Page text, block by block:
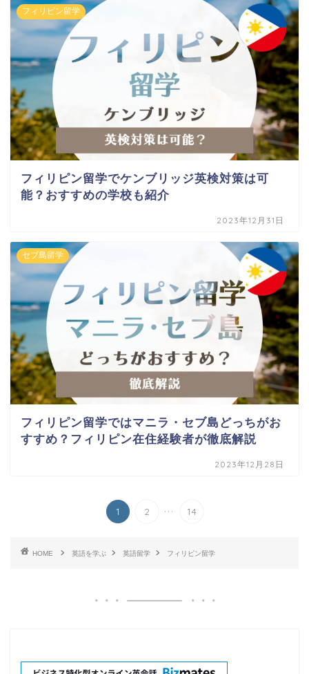
フィリピン留学
フィリピン留学でケンブリッジ英検対策は可
能？おすすめの学校も紹介
2023年12月31日
セブ島留学
フィリピン留学ではマニラ・セブ島どっちがお
すすめ？フィリピン在住経験者が徹底解説
2023年12月28日
1 2 ... 14
HOME 英語を学ぶ 英語留学 フィリピン留学